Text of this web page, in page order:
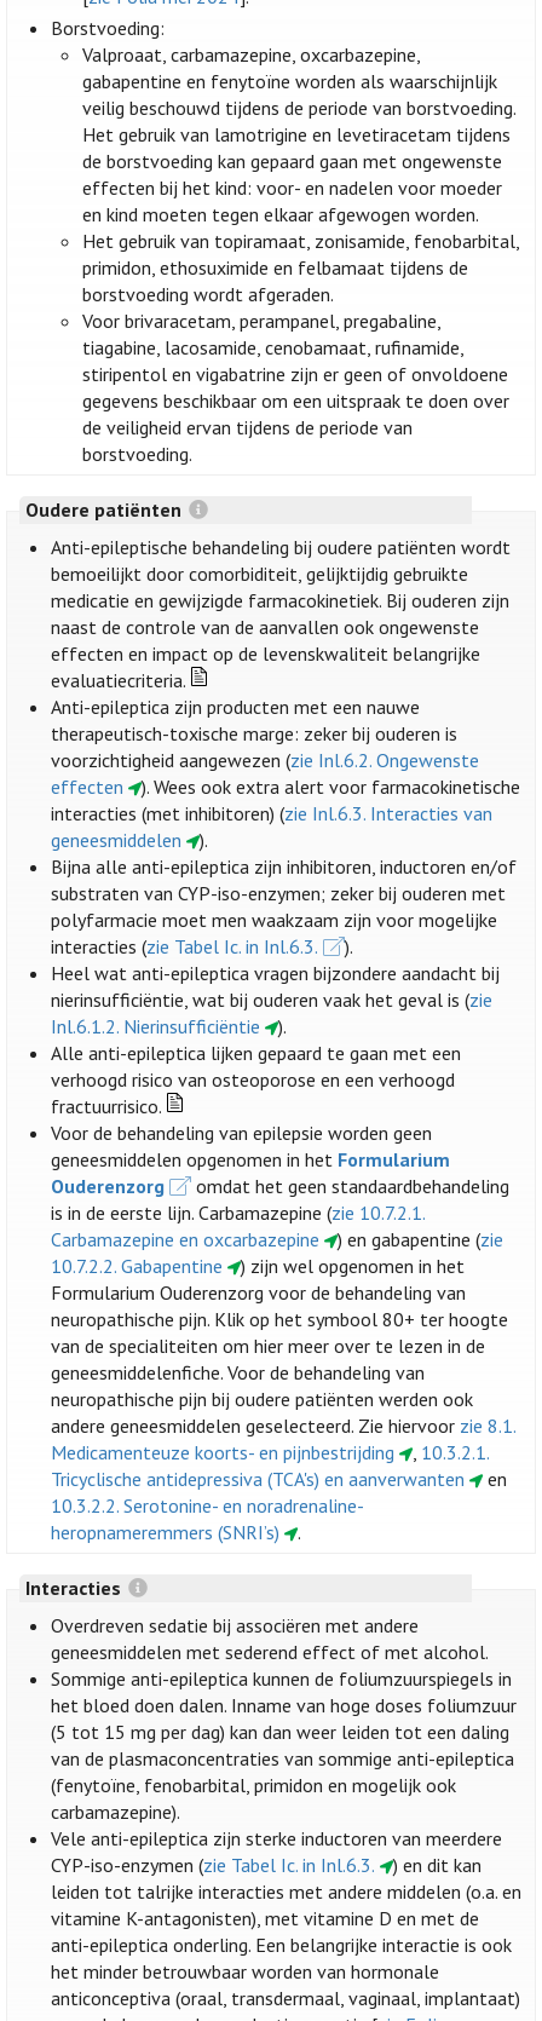
Borstvoeding:
Valproaat, carbamazepine, oxcarbazepine,
gabapentine en fenytoïne worden als waarschijnlijk
veilig beschouwd tijdens de periode van borstvoeding.
Het gebruik van lamotrigine en levetiracetam tijdens
de borstvoeding kan gepaard gaan met ongewenste
effecten bij het kind: voor- en nadelen voor moeder
en kind moeten tegen elkaar afgewogen worden.
Het gebruik van topiramaat, zonisamide, fenobarbital,
primidon, ethosuximide en felbamaat tijdens de
borstvoeding wordt afgeraden.
Voor brivaracetam, perampanel, pregabaline,
tiagabine, lacosamide, cenobamaat, rufinamide,
stiripentol en vigabatrine zijn er geen of onvoldoene
gegevens beschikbaar om een uitspraak te doen over
de veiligheid ervan tijdens de periode van
borstvoeding.
Oudere patiënten
Anti-epileptische behandeling bij oudere patiënten wordt
bemoeilijkt door comorbiditeit, gelijktijdig gebruikte
medicatie en gewijzigde farmacokinetiek. Bij ouderen zijn
naast de controle van de aanvallen ook ongewenste
effecten en impact op de levenskwaliteit belangrijke
evaluatiecriteria.
Anti-epileptica zijn producten met een nauwe
therapeutisch-toxische marge: zeker bij ouderen is
voorzichtigheid aangewezen (zie Inl.6.2. Ongewenste
effecten
). Wees ook extra alert voor farmacokinetische
interacties (met inhibitoren) (zie Inl.6.3. Interacties van
geneesmiddelen
).
Bijna alle anti-epileptica zijn inhibitoren, inductoren en/of
substraten van CYP-iso-enzymen; zeker bij ouderen met
polyfarmacie moet men waakzaam zijn voor mogelijke
interacties (zie Tabel Ic. in Inl.6.3.
).
Heel wat anti-epileptica vragen bijzondere aandacht bij
nierinsufficiëntie, wat bij ouderen vaak het geval is (zie
Inl.6.1.2. Nierinsufficiëntie
).
Alle anti-epileptica lijken gepaard te gaan met een
verhoogd risico van osteoporose en een verhoogd
fractuurrisico.
Voor de behandeling van epilepsie worden geen
geneesmiddelen opgenomen in het Formularium
Ouderenzorg
omdat het geen standaardbehandeling
is in de eerste lijn. Carbamazepine (zie 10.7.2.1.
Carbamazepine en oxcarbazepine
) en gabapentine (zie
10.7.2.2. Gabapentine
) zijn wel opgenomen in het
Formularium Ouderenzorg voor de behandeling van
neuropathische pijn. Klik op het symbool 80+ ter hoogte
van de specialiteiten om hier meer over te lezen in de
geneesmiddelenfiche. Voor de behandeling van
neuropathische pijn bij oudere patiënten werden ook
andere geneesmiddelen geselecteerd. Zie hiervoor zie 8.1.
Medicamenteuze koorts- en pijnbestrijding
, 10.3.2.1.
Tricyclische antidepressiva (TCA's) en aanverwanten
en
10.3.2.2. Serotonine- en noradrenaline-
heropnameremmers (SNRI’s)
.
Interacties
Overdreven sedatie bij associëren met andere
geneesmiddelen met sederend effect of met alcohol.
Sommige anti-epileptica kunnen de foliumzuurspiegels in
het bloed doen dalen. Inname van hoge doses foliumzuur
(5 tot 15 mg per dag) kan dan weer leiden tot een daling
van de plasmaconcentraties van sommige anti-epileptica
(fenytoïne, fenobarbital, primidon en mogelijk ook
carbamazepine).
Vele anti-epileptica zijn sterke inductoren van meerdere
CYP-iso-enzymen (zie Tabel Ic. in Inl.6.3.
) en dit kan
leiden tot talrijke interacties met andere middelen (o.a. en
vitamine K-antagonisten), met vitamine D en met de
anti-epileptica onderling. Een belangrijke interactie is ook
het minder betrouwbaar worden van hormonale
anticonceptiva (oraal, transdermaal, vaginaal, implantaat)